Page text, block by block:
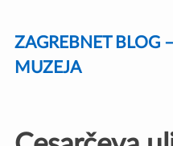
to
content
ZAGREBNET BLOG
MUZEJA